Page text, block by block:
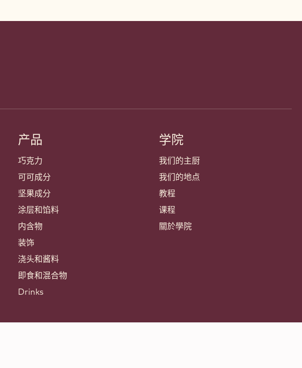
产品
巧克力
可可成分
坚果成分
涂层和馅料
内含物
装饰
浇头和酱料
即食和混合物
Drinks
学院
我们的主厨
我们的地点
教程
课程
關於學院